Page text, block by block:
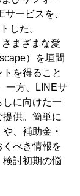
ービスを、
トした。
さまざまな愛
）を垣間
を得ること
一方、LINEサ
に向けた一
供。簡単に
、補助金・
べき情報を
討初期の悩